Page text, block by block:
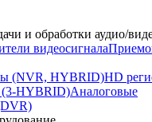
и обработки аудио/
видеосигнала
(NVR, HYBRID)HD
HYBRID)Аналоговые